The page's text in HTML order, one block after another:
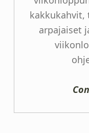
kakkukahvit,
arpajaiset